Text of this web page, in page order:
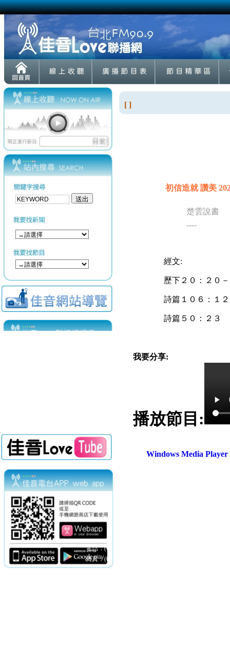
[ ]
初信造就 讚美
楚雲說書
----
經文:
歷下２０：２０
詩篇１０６：１２
詩篇５０：２３
我要分享:
播放節目:
Windows Media
電話：(02)2369-9050
傳真：(02)2362-7816